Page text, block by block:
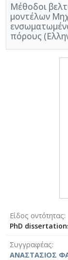
Μέθοδοι
μοντέλων
πόρους
Είδος οντότητας
PhD
Συγγραφέας
ΑΝΑΣΤΑΣΙΟΣ